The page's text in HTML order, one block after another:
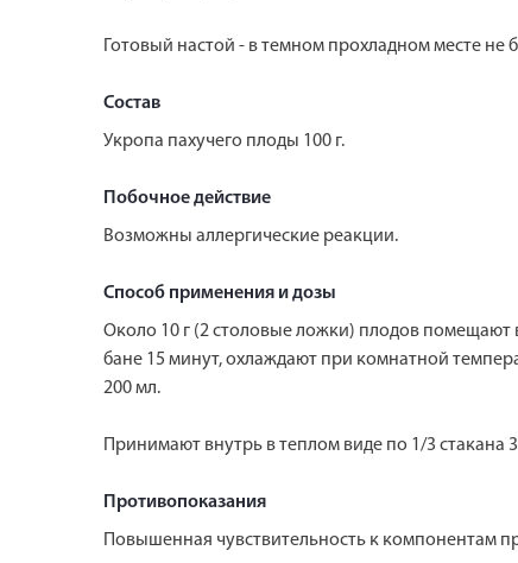
Готовый настой - в темном прохладном месте не
Состав
Укропа пахучего плоды 100 г.
Побочное действие
Возможны аллергические реакции.
Способ применения и дозы
Около 10 г (2 столовые ложки) плодов помещают
бане 15 минут, охлаждают при комнатной
200 мл.
Принимают внутрь в теплом виде по 1/3 стакана
Противопоказания
Повышенная чувствительность к компонентам